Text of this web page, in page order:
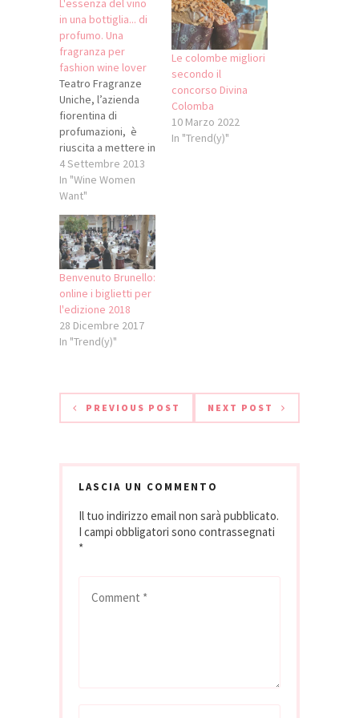
in una bottiglia... di
profumo. Una
fragranza per
fashion wine lover
Teatro Fragranze
Uniche, l’azienda
fiorentina di
profumazioni, è
riuscita a mettere in
bottiglia l'essenza
del vino con nero
divino: una
sorprendente, nata
da un mix di aromi
primari, vino rosso
dolce e suadente,
tipici dei vitigni,
soprattutto di quelli
aromatici che
esaltano le
4 Settembre 2013
In "Wine Women
Want"
Le colombe migliori
secondo il
concorso Divina
Colomba
10 Marzo 2022
In "Trend(y)"
Benvenuto Brunello:
online i biglietti per
l'edizione 2018
28 Dicembre 2017
In "Trend(y)"
PREVIOUS POST NEXT POST
LASCIA UN COMMENTO
Il tuo indirizzo email non sarà pubblicato.
I campi obbligatori sono contrassegnati
*